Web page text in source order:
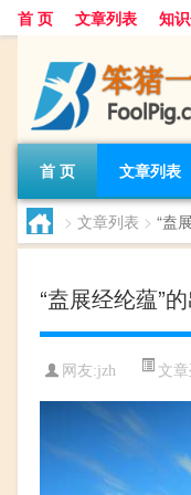
首 页 文章列表 知
首 页 文章列表
> 文章列表 > “盍
“盍展经纶蕴”
网友:jzh 文